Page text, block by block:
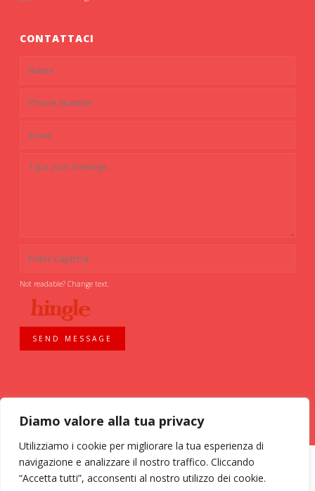
Diamo valore alla tua privacy
Utilizziamo i cookie per migliorare la tua esperienza di
navigazione e analizzare il nostro traffico. Cliccando
“Accetta tutti”, acconsenti al nostro utilizzo dei cookie.
CONTATTACI
Not readable? Change text.
SEND MESSAGE